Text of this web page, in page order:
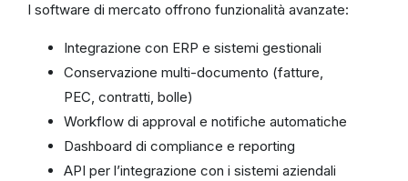
I software di mercato offrono funzionalità avanzate:
Integrazione con ERP e sistemi gestionali
Conservazione multi-documento (fatture,
PEC, contratti, bolle)
Workflow di approval e notifiche automatiche
Dashboard di compliance e reporting
API per l’integrazione con i sistemi aziendali